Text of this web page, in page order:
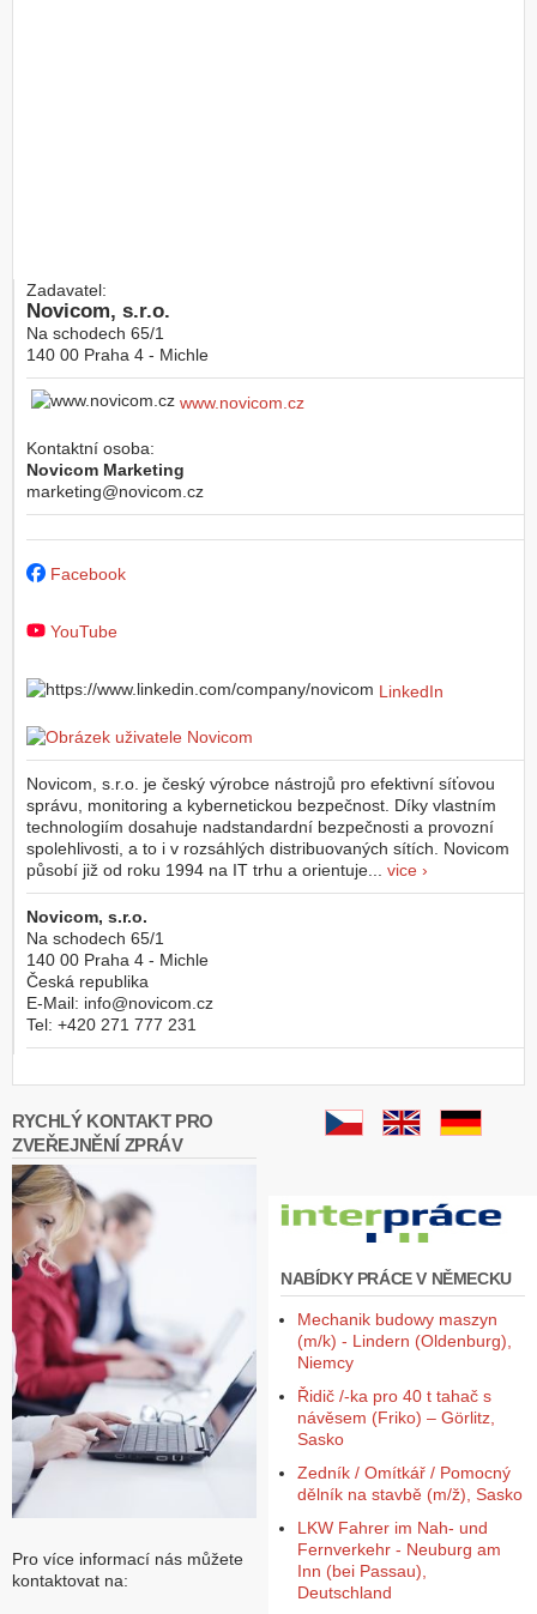
Zadavatel:
Novicom, s.r.o.
Na schodech 65/1
140 00 Praha 4 - Michle
www.novicom.cz
Kontaktní osoba:
Novicom Marketing
marketing@novicom.cz
Facebook
YouTube
LinkedIn
Novicom, s.r.o. je český výrobce nástrojů pro efektivní síťovou
správu, monitoring a kybernetickou bezpečnost. Díky vlastním
technologiím dosahuje nadstandardní bezpečnosti a provozní
spolehlivosti, a to i v rozsáhlých distribuovaných sítích. Novicom
působí již od roku 1994 na IT trhu a orientuje... vice ›
Novicom, s.r.o.
Na schodech 65/1
140 00 Praha 4 - Michle
Česká republika
E-Mail: info@novicom.cz
Tel: +420 271 777 231
RYCHLÝ KONTAKT PRO
ZVEŘEJNĚNÍ ZPRÁV
Pro více informací nás můžete
kontaktovat na:
NABÍDKY PRÁCE V NĚMECKU
Mechanik budowy maszyn
(m/k) - Lindern (Oldenburg),
Niemcy
Řidič /-ka pro 40 t tahač s
návěsem (Friko) – Görlitz,
Sasko
Zedník / Omítkář / Pomocný
dělník na stavbě (m/ž), Sasko
LKW Fahrer im Nah- und
Fernverkehr - Neuburg am
Inn (bei Passau),
Deutschland